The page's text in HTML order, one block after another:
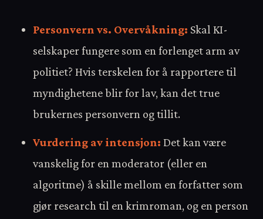
Personvern vs. Overvåkning: Skal KI-
selskaper fungere som en forlenget arm av
politiet? Hvis terskelen for å rapportere til
myndighetene blir for lav, kan det true
brukernes personvern og tillit.
Vurdering av intensjon: Det kan være
vanskelig for en moderator (eller en
algoritme) å skille mellom en forfatter som
gjør research til en krimroman, og en person